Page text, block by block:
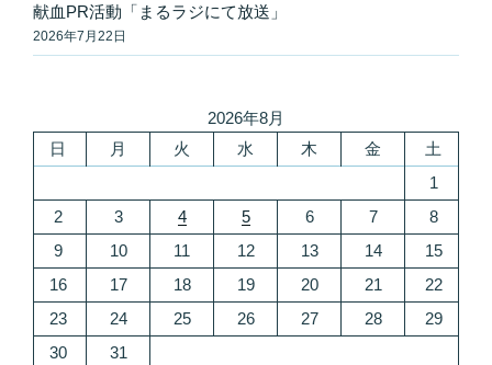
献血PR活動「まるラジにて放送」
2026年7月22日
2026年8月
日
月 火 水 木 金
土
1
2
3 4 5 6 7
8
9
10 11 12 13 14
15
16
17 18 19 20 21
22
23
24 25 26 27 28
29
30
31